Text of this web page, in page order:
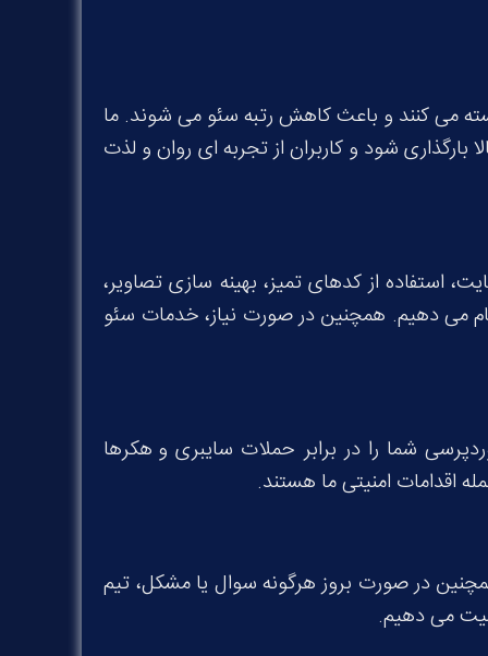
می کنند و باعث کاهش رتبه سئو می شوند. ما
شود و کاربران از تجربه ای روان و لذت
استفاده از کدهای تمیز، بهینه سازی تصاویر،
می دهیم. همچنین در صورت نیاز، خدمات سئو
شما را در برابر حملات سایبری و هکرها
اقدامات امنیتی ما هستند.
در صورت بروز هرگونه سوال یا مشکل، تیم
می دهیم.